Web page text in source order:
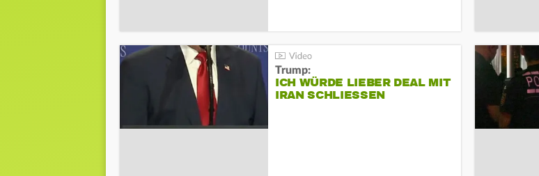
Trump:
ICH WÜRDE LIEBER DEAL MIT
IRAN SCHLIESSEN